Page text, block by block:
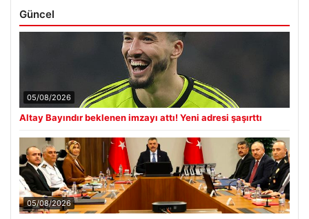
Güncel
05/08/2026
Altay Bayındır beklenen imzayı attı! Yeni adresi şaşırttı
05/08/2026